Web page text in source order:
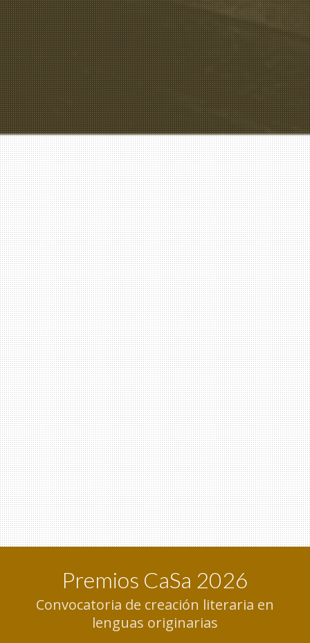
Premios CaSa 2026
Convocatoria de creación literaria en
lenguas originarias